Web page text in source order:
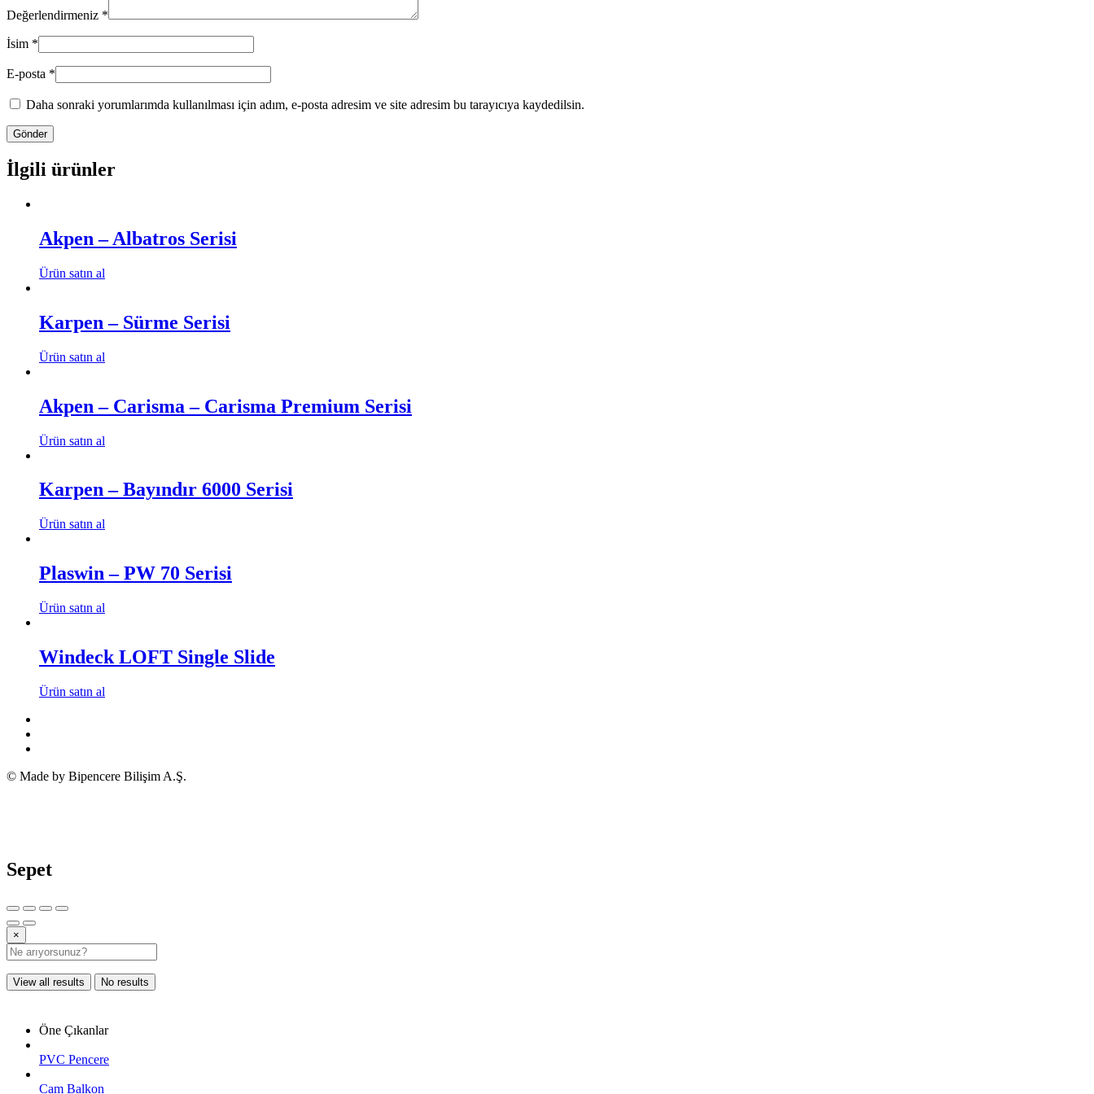
Değerlendirmeniz *
İsim *
E-posta *
Daha sonraki yorumlarımda kullanılması için adım, e-posta adresim ve site adresim bu tarayıcıya kaydedilsin.
İlgili ürünler
Akpen – Albatros Serisi
Ürün satın al
Karpen – Sürme Serisi
Ürün satın al
Akpen – Carisma – Carisma Premium Serisi
Ürün satın al
Karpen – Bayındır 6000 Serisi
Ürün satın al
Plaswin – PW 70 Serisi
Ürün satın al
Windeck LOFT Single Slide
Ürün satın al
© Made by Bipencere Bilişim A.Ş.
Sepet
×
View all results No results
Öne Çıkanlar
PVC Pencere
Cam Balkon